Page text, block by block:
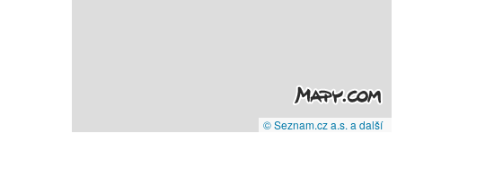
© Seznam.cz a.s. a další